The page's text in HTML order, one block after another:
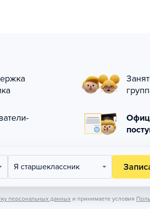
Я старшеклассник
персональных данных и принимаете условия